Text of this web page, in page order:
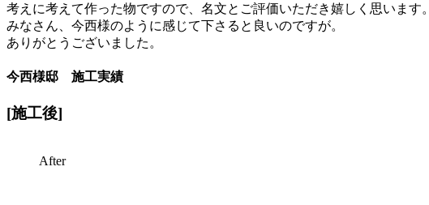
考えに考えて作った物ですので、名文とご評価いただき嬉しく思います。
みなさん、今西様のように感じて下さると良いのですが。
ありがとうございました。
今西様邸 施工実績
[施工後]
After